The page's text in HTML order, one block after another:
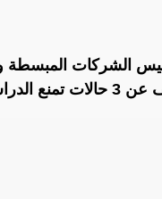
الشركات المبسطة
الدراسة